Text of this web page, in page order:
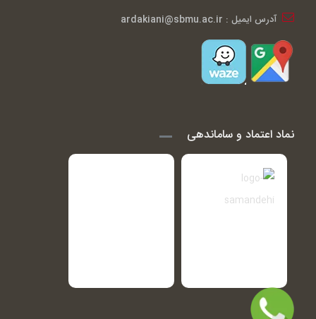
آدرس ایمیل : ardakiani@sbmu.ac.ir
نماد اعتماد و ساماندهی